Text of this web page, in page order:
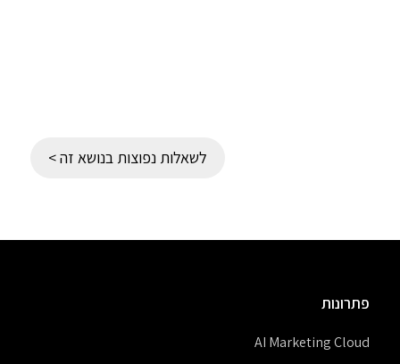
לשאלות נפוצות בנושא זה >
פתרונות
AI Marketing Cloud